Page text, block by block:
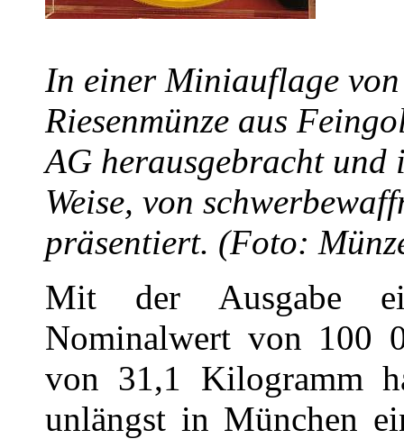
In einer Miniauflage
Riesenmünze aus
AG herausgebracht und
Weise, von
präsentiert. (Foto:
Mit der Ausgabe
Nominalwert von 100
von 31,1 Kilogramm
unlängst in München